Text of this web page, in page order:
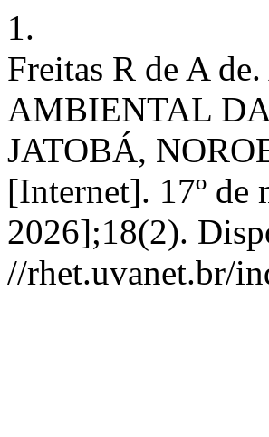
1.
Freitas R de A
AMBIENTAL
JATOBÁ,
[Internet]. 17º de
2026];18(2).
//rhet.uvanet.br/